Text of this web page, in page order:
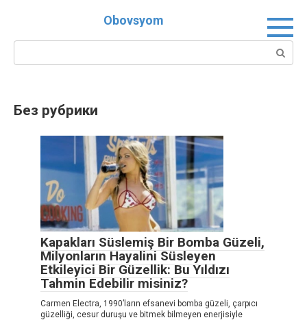
Obovsyom
Поиск:
Без рубрики
Kapakları Süslemiş Bir Bomba Güzeli,
Milyonların Hayalini Süsleyen
Etkileyici Bir Güzellik: Bu Yıldızı
Tahmin Edebilir misiniz?
Carmen Electra, 1990’ların efsanevi bomba güzeli, çarpıcı
güzelliği, cesur duruşu ve bitmek bilmeyen enerjisiyle